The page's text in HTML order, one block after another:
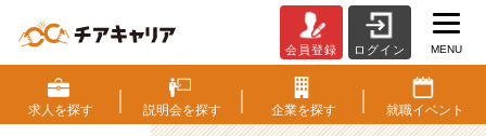
れ”っ
て
も
会員登録 ログイン MENU
求人を探す 説明会を探す 企業を探す 就職イベント